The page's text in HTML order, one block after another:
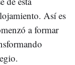
Así es
a formar